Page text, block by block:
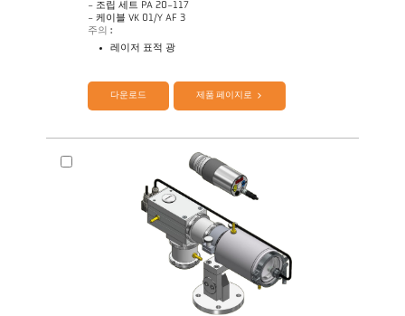
- 조립 세트 PA 20-117
- 케이블 VK 01/Y AF 3
주의 :
레이저 표적 광
제품 카다로그 Cellatemp PA
다운로드 제품 페이지로